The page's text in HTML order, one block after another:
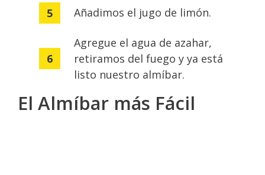
Añadimos el jugo de limón.
Agregue el agua de azahar,
retiramos del fuego y ya está
listo nuestro almíbar.
El Almíbar más Fácil